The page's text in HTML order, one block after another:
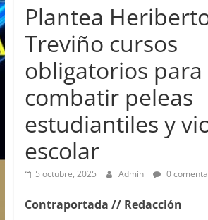
Plantea
Treviño cursos
obligatorios para
combatir peleas
estudiantiles y
escolar
5 octubre, 2025 Admin 0
Contraportada // Redacción